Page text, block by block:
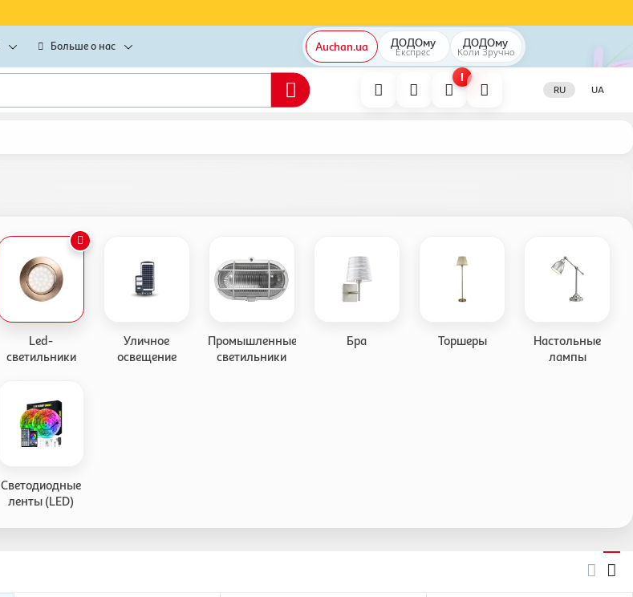
Больше о нас Auchan.ua ДОДОму
Експрес
ДОДОму
Коли Зручно
!
RU UA
Led-
светильники
Уличное
освещение
Промышленные
светильники
Бра Торшеры
Настольные
лампы
Светодиодные
ленты (LED)